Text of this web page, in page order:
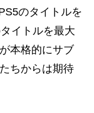
のタイトルを
イトルを最大
本格的にサブ
ちからは期待